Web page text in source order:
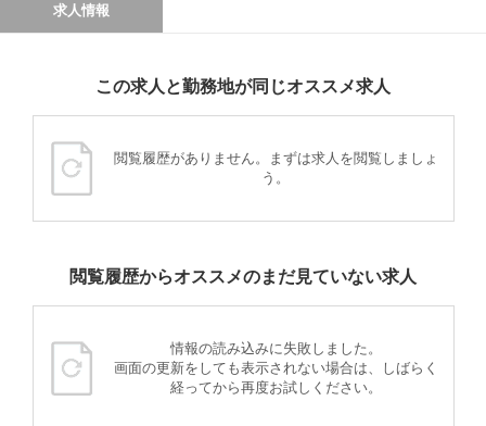
求人情報
この求人と勤務地が同じオススメ求人
閲覧履歴がありません。まずは求人を閲覧しましょ
う。
閲覧履歴からオススメのまだ見ていない求人
情報の読み込みに失敗しました。
画面の更新をしても表示されない場合は、しばらく
経ってから再度お試しください。